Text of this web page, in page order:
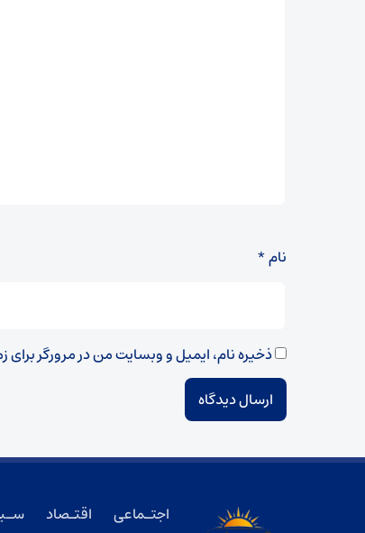
نام*
ذخیره نام، ایمیل و وبسایت من در مرورگر
اجتـماعی اقتـصاد